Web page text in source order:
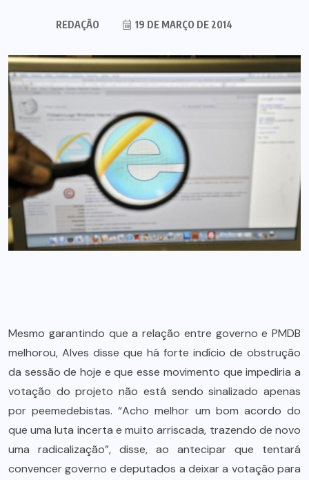
REDAÇÃO 19 DE MARÇO DE 2014
Mesmo garantindo que a relação entre governo e PMDB
melhorou, Alves disse que há forte indício de obstrução
da sessão de hoje e que esse movimento que impediria a
votação do projeto não está sendo sinalizado apenas
por peemedebistas. “Acho melhor um bom acordo do
que uma luta incerta e muito arriscada, trazendo de novo
uma radicalização”, disse, ao antecipar que tentará
convencer governo e deputados a deixar a votação para